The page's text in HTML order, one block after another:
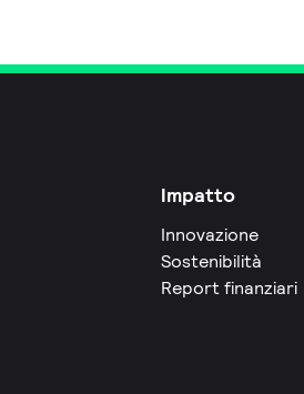
Impatto
Innovazione
Sostenibilità
Report finanziari